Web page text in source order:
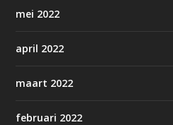
mei 2022
april 2022
maart 2022
februari 2022